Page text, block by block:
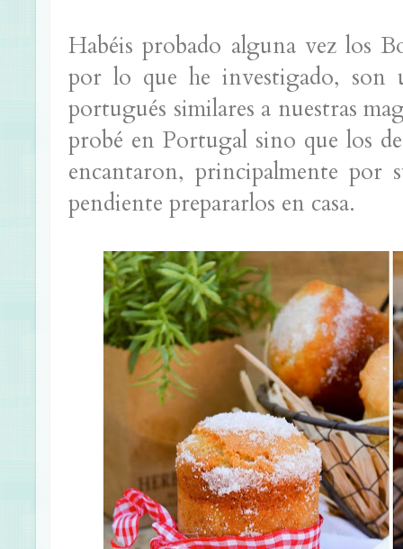
Habéis probado alguna vez los
por lo que he investigado, son
portugués similares a nuestras
probé en Portugal sino que los
encantaron, principalmente por
pendiente prepararlos en casa.